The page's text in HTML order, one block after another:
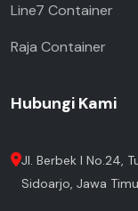
Line7 Container
Raja Container
Hubungi Kami
Jl. Berbek I No.24,
Sidoarjo, Jawa